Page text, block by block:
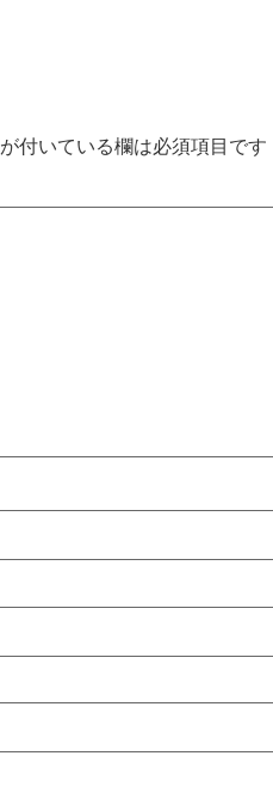
が付いている欄は必須項目です